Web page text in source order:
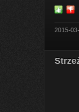
2015-